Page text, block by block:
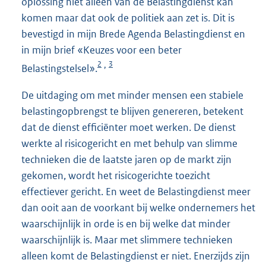
komen maar dat ook de politiek aan zet is. Dit is
bevestigd in mijn Brede Agenda Belastingdienst en
in mijn brief «Keuzes voor een beter
Belastingstelsel».2 , 3
De uitdaging om met minder mensen een stabiele
belastingopbrengst te blijven genereren, betekent
dat de dienst efficiënter moet werken. De dienst
werkte al risicogericht en met behulp van slimme
technieken die de laatste jaren op de markt zijn
gekomen, wordt het risicogerichte toezicht
effectiever gericht. En weet de Belastingdienst meer
dan ooit aan de voorkant bij welke ondernemers het
waarschijnlijk in orde is en bij welke dat minder
waarschijnlijk is. Maar met slimmere technieken
alleen komt de Belastingdienst er niet. Enerzijds zijn